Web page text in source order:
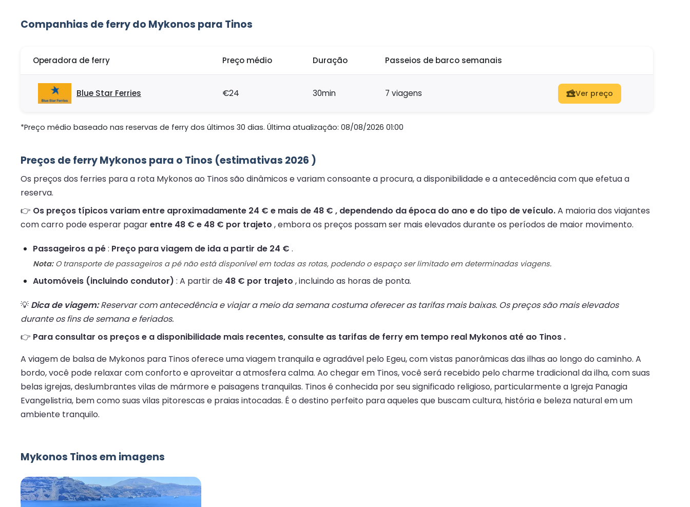
Companhias de ferry do Mykonos para Tinos
Operadora de ferry Preço médio Duração Passeios de barco semanais
Blue Star Ferries €24 30min 7 viagens Ver preço
*Preço médio baseado nas reservas de ferry dos últimos 30 dias. Última atualização: 08/08/2026 01:00
Preços de ferry Mykonos para o Tinos (estimativas 2026 )
Os preços dos ferries para a rota Mykonos ao Tinos são dinâmicos e variam consoante a procura, a disponibilidade e a antecedência com que efetua a
reserva.
👉 Os preços típicos variam entre aproximadamente 24 € e mais de 48 € , dependendo da época do ano e do tipo de veículo.A maioria dos viajantes
com carro pode esperar pagarentre 48 € e 48 € por trajeto , embora os preços possam ser mais elevados durante os períodos de maior movimento.
Passageiros a pé: Preço para viagem de ida a partir de 24 € .
Nota:O transporte de passageiros a pé não está disponível em todas as rotas, podendo o espaço ser limitado em determinadas viagens.
Automóveis (incluindo condutor) : A partir de 48 € por trajeto , incluindo as horas de ponta.
💡 Dica de viagem:Reservar com antecedência e viajar a meio da semana costuma oferecer as tarifas mais baixas. Os preços são mais elevados
durante os fins de semana e feriados.
👉 Para consultar os preços e a disponibilidade mais recentes, consulte as tarifas de ferry em tempo real Mykonos até ao Tinos .
A viagem de balsa de Mykonos para Tinos oferece uma viagem tranquila e agradável pelo Egeu, com vistas panorâmicas das ilhas ao longo do caminho. A
bordo, você pode relaxar com conforto e aproveitar a atmosfera calma. Ao chegar em Tinos, você será recebido pelo charme tradicional da ilha, com suas
belas igrejas, deslumbrantes vilas de mármore e paisagens tranquilas. Tinos é conhecida por seu significado religioso, particularmente a Igreja Panagia
Evangelistria, bem como suas vilas pitorescas e praias intocadas. É o destino perfeito para aqueles que buscam cultura, história e beleza natural em um
ambiente tranquilo.
Mykonos Tinos em imagens